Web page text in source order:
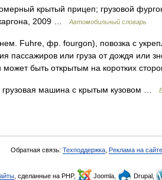
крытый прицеп; грузовой
2009 …
Автомобильный словарь
Fuhre, фр. fourgon), повозка с
пассажиров или груза от дождя или
может быть открытым на коротких
машина с крытым кузовом …
Обратная связь: Техподдержка Реклама на сайте
, сделанные на PHP, Joomla, Drupal,